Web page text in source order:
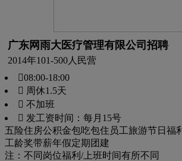
广东网雨大医疗管理有限公司招聘
2014年101-500人 民营
08:00-18:00
 周休1.5天
 不加班
 发工资时间：每月15号
五险住房公积金包吃包住 员工旅游节日福
工龄奖带薪年假定期团建
注：不同岗位福利/上班时间有所不同